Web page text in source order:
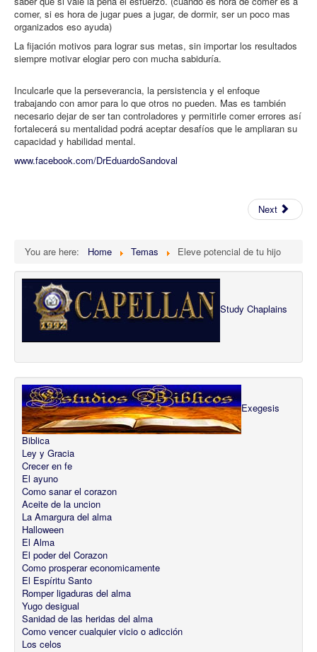
comer, si es hora de jugar pues a jugar, de dormir, ser un poco mas
organizados eso ayuda)
La fijación motivos para lograr sus metas, sin importar los resultados
siempre motivar elogiar pero con mucha sabiduría.
Inculcarle que la perseverancia, la persistencia y el enfoque
trabajando con amor para lo que otros no pueden. Mas es también
necesario dejar de ser tan controladores y permitirle comer errores así
fortalecerá su mentalidad podrá aceptar desafíos que le ampliaran su
capacidad y habilidad mental.
www.facebook.com/DrEduardoSandoval
Next
You are here: Home Temas Eleve potencial de tu hijo
Study Chaplains
Exegesis
Biblica
Ley y Gracia
Crecer en fe
El ayuno
Como sanar el corazon
Aceite de la uncion
La Amargura del alma
Halloween
El Alma
El poder del Corazon
Como prosperar economicamente
El Espíritu Santo
Romper ligaduras del alma
Yugo desigual
Sanidad de las heridas del alma
Como vencer cualquier vicio o adicción
Los celos